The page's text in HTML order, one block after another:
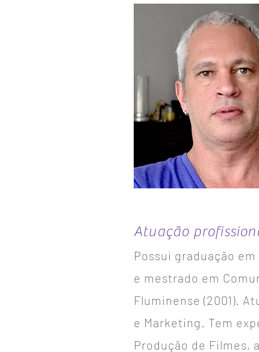
Atuação
Possui graduação
e mestrado em
Fluminense (2001).
e Marketing. Tem
Produção de Filmes,